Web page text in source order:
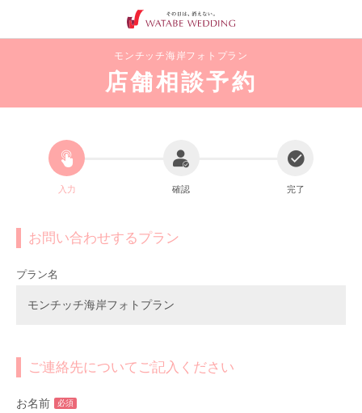
モンチッチ海岸フォトプラン
店舗相談予約
入力 確認 完了
お問い合わせするプラン
プラン名
モンチッチ海岸フォトプラン
ご連絡先についてご記入ください
お名前 必須